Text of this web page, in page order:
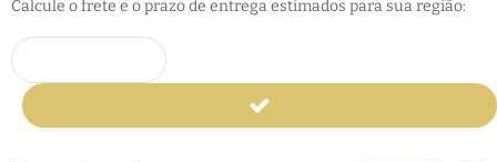
Calcule o frete e o prazo de entrega estimados para sua região: